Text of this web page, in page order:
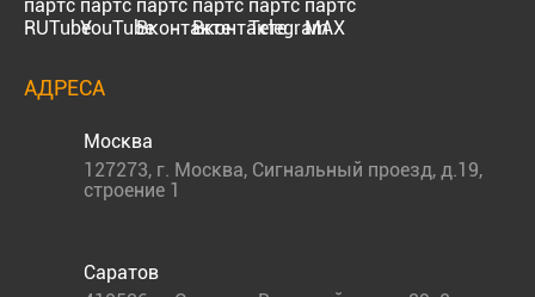
АДРЕСА
Москва
127273, г. Москва, Сигнальный проезд, д.19,
строение 1
Саратов